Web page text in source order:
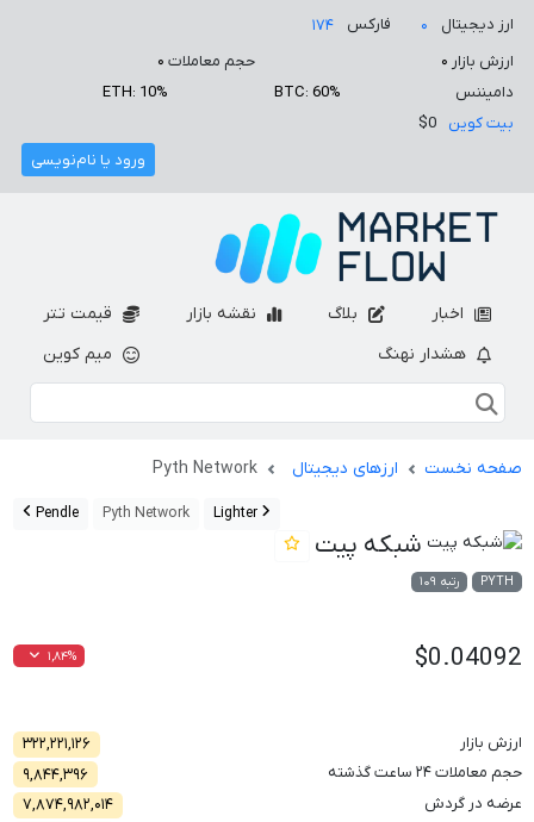
ارز دیجیتال ۰ فارکس
۱۷۴
ارزش بازار ۰ حجم معاملات ۰
دامیننس
BTC: 60%
ETH: 10%
بیت کوین
$0
ورود یا نام‌نویسی
اخبار بلاگ نقشه بازار
قیمت تتر
هشدار نهنگ
میم کوین
صفحه نخست ارزهای دیجیتال Pyth Network
Lighter
Pyth Network
Pendle
شبکه پیت
PYTH رتبه ۱۰۹
$0.04092 ۱,۸۴%
ارزش بازار
۳۲۲,۲۲۱,۱۲۶
حجم معاملات ۲۴ ساعت گذشته
۹,۸۴۴,۳۹۶
عرضه در گردش
۷,۸۷۴,۹۸۲,۰۱۴